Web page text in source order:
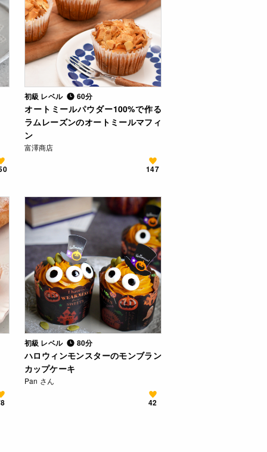
初級 レベル 60分
オートミールパウダー100%で作る
ラムレーズンのオートミールマフィ
ン
富澤商店
147
初級 レベル 80分
ハロウィンモンスターのモンブラン
カップケーキ
Pan さん
42